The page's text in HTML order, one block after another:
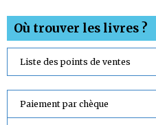
Où trouver les livres ?
Liste des points de ventes
Paiement par chèque